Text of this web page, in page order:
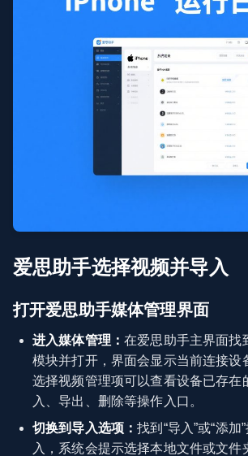
爱思助手选择视频并导入
打开爱思助手媒体管理界面
进入媒体管理：在爱思助手主界面找
模块并打开，界面会显示当前连接设
选择视频管理项可以查看设备已存在
入、导出、删除等操作入口。
切换到导入选项：找到“导入”或“添加
入，系统会提示选择本地文件或文件